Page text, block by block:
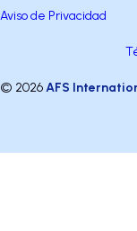
© 2026AFS
Aviso de Privacidad